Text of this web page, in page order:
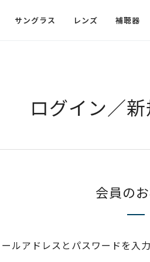
サングラス レンズ 補聴器
ログイン／
会員の
ルアドレスとパスワードを入